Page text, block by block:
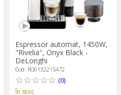
Espressor automat, 1450W,
"Rivelia", Onyx Black -
DeLonghi
Cod: RO0132215472
(0)
În stoc